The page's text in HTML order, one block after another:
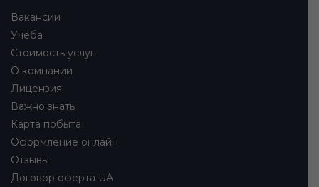
Вакансии
Учёба
Стоимость услуг
О компании
Лицензия
Важно знать
Карта побыта
Оформление онлайн
Отзывы
Договор оферта UA